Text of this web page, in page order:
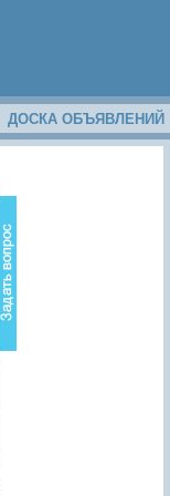
ДОСКА ОБЪЯВЛЕНИЙ